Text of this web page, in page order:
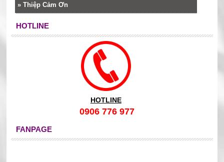
» Thiệp Cảm Ơn
HOTLINE
HOTLINE
0906 776 977
FANPAGE